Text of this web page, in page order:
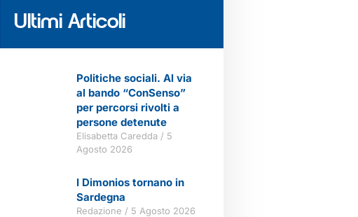
Ultimi Articoli
Politiche sociali. Al via
al bando “ConSenso”
per percorsi rivolti a
persone detenute
Elisabetta Caredda
5
Agosto 2026
I Dimonios tornano in
Sardegna
Redazione 5 Agosto 2026